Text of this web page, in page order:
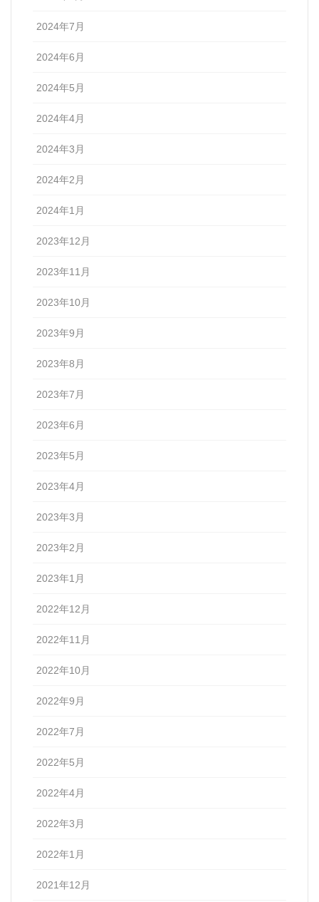
2024年7月
2024年6月
2024年5月
2024年4月
2024年3月
2024年2月
2024年1月
2023年12月
2023年11月
2023年10月
2023年9月
2023年8月
2023年7月
2023年6月
2023年5月
2023年4月
2023年3月
2023年2月
2023年1月
2022年12月
2022年11月
2022年10月
2022年9月
2022年7月
2022年5月
2022年4月
2022年3月
2022年1月
2021年12月